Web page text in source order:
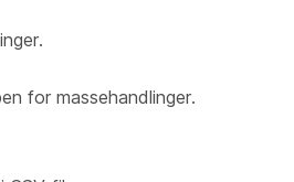
for massehandlinger.